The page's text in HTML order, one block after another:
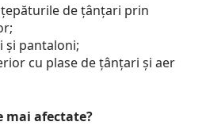
de țânțari prin
și pantaloni;
cu plase de țânțari și aer
mai afectate?